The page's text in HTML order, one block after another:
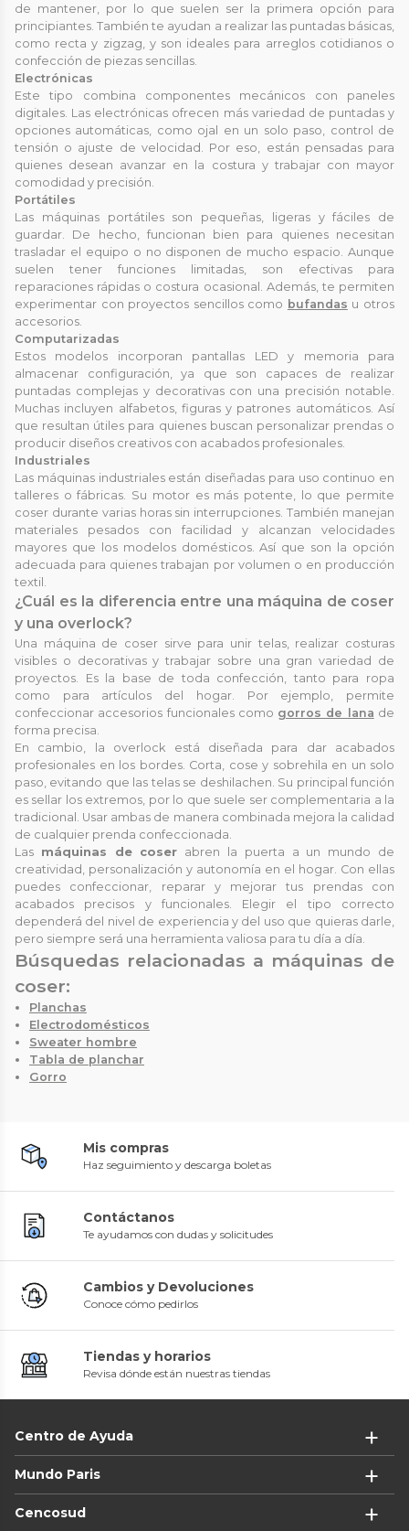
de mantener, por lo que suelen ser la primera opción para
principiantes. También te ayudan a realizar las puntadas básicas,
como recta y zigzag, y son ideales para arreglos cotidianos o
confección de piezas sencillas.
Electrónicas
Este tipo combina componentes mecánicos con paneles
digitales. Las electrónicas ofrecen más variedad de puntadas y
opciones automáticas, como ojal en un solo paso, control de
tensión o ajuste de velocidad. Por eso, están pensadas para
quienes desean avanzar en la costura y trabajar con mayor
comodidad y precisión.
Portátiles
Las máquinas portátiles son pequeñas, ligeras y fáciles de
guardar. De hecho, funcionan bien para quienes necesitan
trasladar el equipo o no disponen de mucho espacio. Aunque
suelen tener funciones limitadas, son efectivas para
reparaciones rápidas o costura ocasional. Además, te permiten
experimentar con proyectos sencillos como bufandas u otros
accesorios.
Computarizadas
Estos modelos incorporan pantallas LED y memoria para
almacenar configuración, ya que son capaces de realizar
puntadas complejas y decorativas con una precisión notable.
Muchas incluyen alfabetos, figuras y patrones automáticos. Así
que resultan útiles para quienes buscan personalizar prendas o
producir diseños creativos con acabados profesionales.
Industriales
Las máquinas industriales están diseñadas para uso continuo en
talleres o fábricas. Su motor es más potente, lo que permite
coser durante varias horas sin interrupciones. También manejan
materiales pesados con facilidad y alcanzan velocidades
mayores que los modelos domésticos. Así que son la opción
adecuada para quienes trabajan por volumen o en producción
textil.
¿Cuál es la diferencia entre una máquina de coser
y una overlock?
Una máquina de coser sirve para unir telas, realizar costuras
visibles o decorativas y trabajar sobre una gran variedad de
proyectos. Es la base de toda confección, tanto para ropa
como para artículos del hogar. Por ejemplo, permite
confeccionar accesorios funcionales como gorros de lana de
forma precisa.
En cambio, la overlock está diseñada para dar acabados
profesionales en los bordes. Corta, cose y sobrehila en un solo
paso, evitando que las telas se deshilachen. Su principal función
es sellar los extremos, por lo que suele ser complementaria a la
tradicional. Usar ambas de manera combinada mejora la calidad
de cualquier prenda confeccionada.
Las máquinas de coser abren la puerta a un mundo de
creatividad, personalización y autonomía en el hogar. Con ellas
puedes confeccionar, reparar y mejorar tus prendas con
acabados precisos y funcionales. Elegir el tipo correcto
dependerá del nivel de experiencia y del uso que quieras darle,
pero siempre será una herramienta valiosa para tu día a día.
Búsquedas relacionadas a máquinas de
coser:
Planchas
Electrodomésticos
Sweater hombre
Tabla de planchar
Gorro
Mis compras
Haz seguimiento y descarga boletas
Contáctanos
Te ayudamos con dudas y solicitudes
Cambios y Devoluciones
Conoce cómo pedirlos
Tiendas y horarios
Revisa dónde están nuestras tiendas
Centro de Ayuda
Mundo Paris
Cencosud